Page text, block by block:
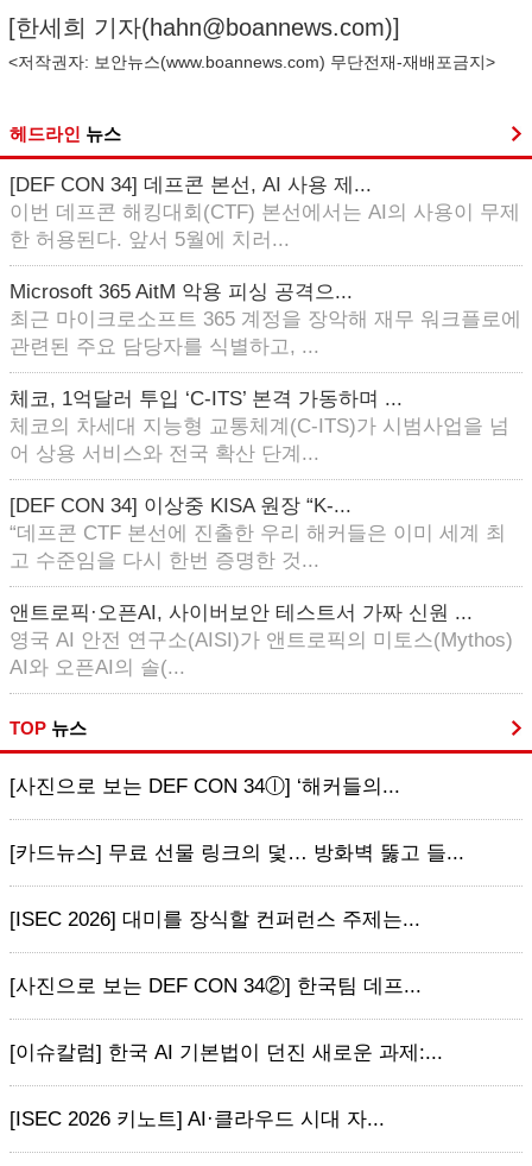
[한세희 기자(hahn@boannews.com)]
<저작권자: 보안뉴스(www.boannews.com) 무단전재-재배포금지>
헤드라인 뉴스
[DEF CON 34] 데프콘 본선, AI 사용 제...
이번 데프콘 해킹대회(CTF) 본선에서는 AI의 사용이 무제
한 허용된다. 앞서 5월에 치러...
Microsoft 365 AitM 악용 피싱 공격으...
최근 마이크로소프트 365 계정을 장악해 재무 워크플로에
관련된 주요 담당자를 식별하고, ...
체코, 1억달러 투입 ‘C-ITS’ 본격 가동하며 ...
체코의 차세대 지능형 교통체계(C-ITS)가 시범사업을 넘
어 상용 서비스와 전국 확산 단계...
[DEF CON 34] 이상중 KISA 원장 “K-...
“데프콘 CTF 본선에 진출한 우리 해커들은 이미 세계 최
고 수준임을 다시 한번 증명한 것...
앤트로픽·오픈AI, 사이버보안 테스트서 가짜 신원 ...
영국 AI 안전 연구소(AISI)가 앤트로픽의 미토스(Mythos)
AI와 오픈AI의 솔(...
TOP 뉴스
[사진으로 보는 DEF CON 34ⓛ] ‘해커들의...
[카드뉴스] 무료 선물 링크의 덫… 방화벽 뚫고 들...
[ISEC 2026] 대미를 장식할 컨퍼런스 주제는...
[사진으로 보는 DEF CON 34②] 한국팀 데프...
[이슈칼럼] 한국 AI 기본법이 던진 새로운 과제:...
[ISEC 2026 키노트] AI·클라우드 시대 자...